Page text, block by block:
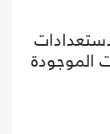
الموجودة